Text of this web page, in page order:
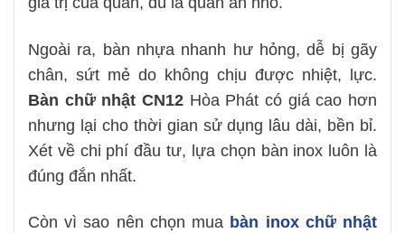
Ngoài ra, bàn nhựa nhanh hư hỏng, dễ bị gãy
chân, sứt mẻ do không chịu được nhiệt, lực.
Bàn chữ nhật CN12 Hòa Phát có giá cao hơn
nhưng lại cho thời gian sử dụng lâu dài, bền bỉ.
Xét về chi phí đầu tư, lựa chọn bàn inox luôn là
đúng đắn nhất.
Còn vì sao nên chọn mua bàn inox chữ nhật